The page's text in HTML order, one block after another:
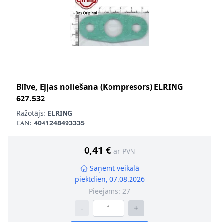
Blīve, Eļļas noliešana (Kompresors) ELRING
627.532
Ražotājs: ELRING
EAN: 4041248493335
0,41 € ar PVN
Saņemt veikalā
piektdien, 07.08.2026
Pieejams: 27
- +